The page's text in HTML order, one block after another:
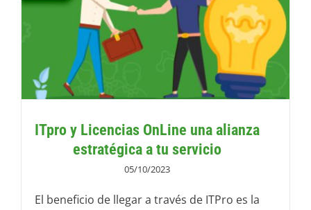
ITpro y Licencias OnLine una alianza
estratégica a tu servicio
05/10/2023
El beneficio de llegar a través de ITPro es la